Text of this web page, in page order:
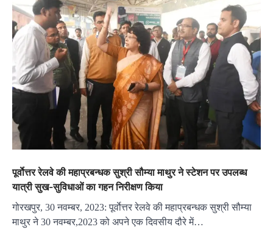
पूर्वाेत्तर रेलवे की महाप्रबन्धक सुश्री सौम्या माथुर ने स्टेशन पर उपलब्ध
यात्री सुख-सुविधाओं का गहन निरीक्षण किया
गोरखपुर, 30 नवम्बर, 2023: पूर्वाेत्तर रेलवे की महाप्रबन्धक सुश्री सौम्या
माथुर ने 30 नवम्बर,2023 को अपने एक दिवसीय दौरे में…